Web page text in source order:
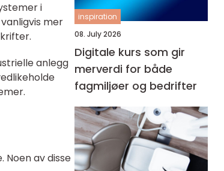
i
mer
anlegg
av disse
inspiration
08. July 2026
Digitale kurs som gir
merverdi for både
fagmiljøer og bedrifter